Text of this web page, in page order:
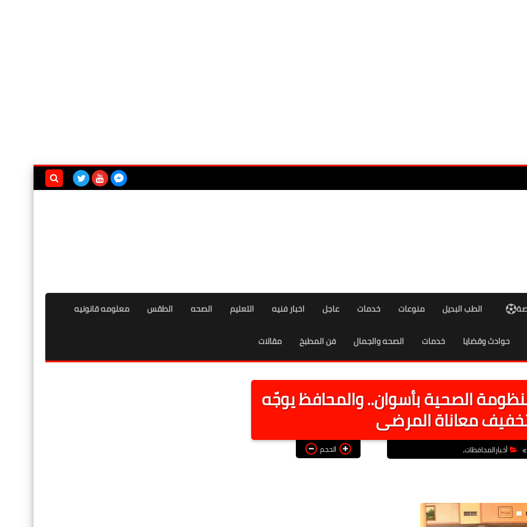
الطب البديل منوعات خدمات عاجل اخبار فنيه التعليم الصحه الطقس معلومه قانونيه
حوادث وقضايا خدمات الصحه والجمال فن المطبخ مقالات
الصحية بأسوان.. والمحافظ يوجّه
معاناة المرضى
أخبارالمحافظات، الحجم